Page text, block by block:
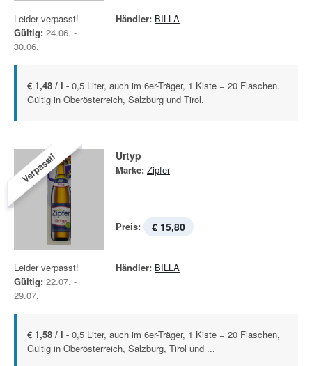
Leider verpasst!
Gültig: 24.06. -
30.06.
Händler: BILLA
€ 1,48 / l - 0,5 Liter, auch im 6er-Träger, 1 Kiste = 20 Flaschen.
Gültig in Oberösterreich, Salzburg und Tirol.
Verpasst! Urtyp
Marke: Zipfer
Preis: € 15,80
Leider verpasst!
Gültig: 22.07. -
29.07.
Händler: BILLA
€ 1,58 / l - 0,5 Liter, auch im 6er-Träger, 1 Kiste = 20 Flaschen,
Gültig in Oberösterreich, Salzburg, Tirol und ...